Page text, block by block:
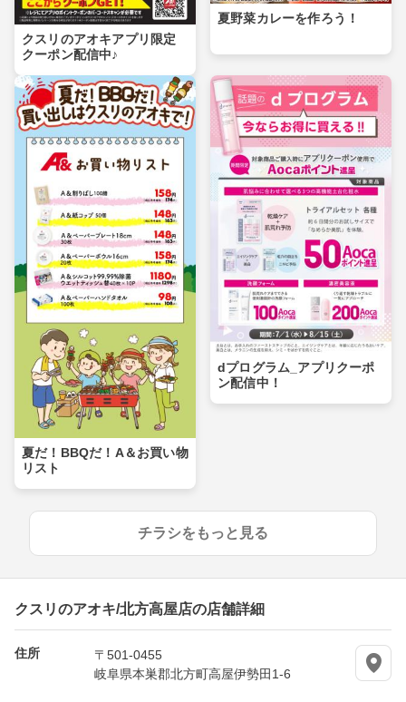
クスリのアオキアプリ限定
クーポン配信中♪
夏野菜カレーを作ろう！
夏だ！BBQだ！A＆お買い物
リスト
dプログラム_アプリクーポ
ン配信中！
チラシをもっと見る
クスリのアオキ/北方高屋店の店舗詳細
住所
〒501-0455
岐阜県本巣郡北方町高屋伊勢田1-6